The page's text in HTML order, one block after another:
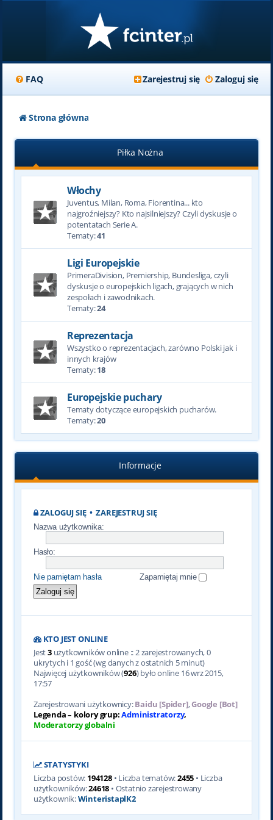
FAQ Zaloguj się
Zarejestruj się
Strona główna
Piłka Nożna
Włochy
Juventus, Milan, Roma, Fiorentina... kto
najgroźniejszy? Kto najsilniejszy? Czyli dyskusje o
potentatach Serie A.
Tematy:41
Ligi Europejskie
PrimeraDivision, Premiership, Bundesliga, czyli
dyskusje o europejskich ligach, grających w nich
zespołach i zawodnikach.
Tematy:24
Reprezentacja
Wszystko o reprezentacjach, zarówno Polski jak i
innych krajów
Tematy:18
Europejskie puchary
Tematy dotyczące europejskich pucharów.
Tematy:20
Informacje
ZALOGUJ SIĘ•ZAREJESTRUJ SIĘ
Nazwa użytkownika:
Hasło:
Nie pamiętam hasła Zapamiętaj mnie
KTO JEST ONLINE
Jest3użytkowników online :: 2 zarejestrowanych, 0
ukrytych i 1 gość (wg danych z ostatnich 5 minut)
Najwięcej użytkowników (926) było online 16 wrz 2015,
17:57
Zarejestrowani użytkownicy:Baidu [Spider],Google [Bot]
Legenda – kolory grup:Administratorzy,
Moderatorzy globalni
STATYSTYKI
Liczba postów: 194128• Liczba tematów:2455 • Liczba
użytkowników:24618 • Ostatnio zarejestrowany
użytkownik:WinteristaplK2